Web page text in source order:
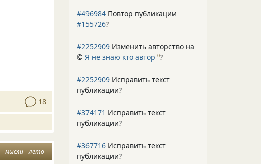
18
мысли лето
#496984 Повтор публикации
#155726?
#2252909 Изменить авторство на
© Я не знаю кто автор 0?
#2252909 Исправить текст
публикации?
#374171 Исправить текст
публикации?
#367716 Исправить текст
публикации?